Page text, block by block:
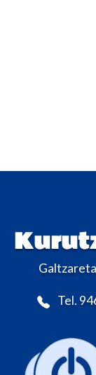
Tel.